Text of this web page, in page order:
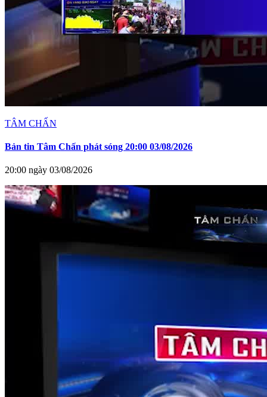
TÂM CHẤN
Bản tin Tâm Chấn phát sóng 20:00 03/08/2026
20:00 ngày 03/08/2026